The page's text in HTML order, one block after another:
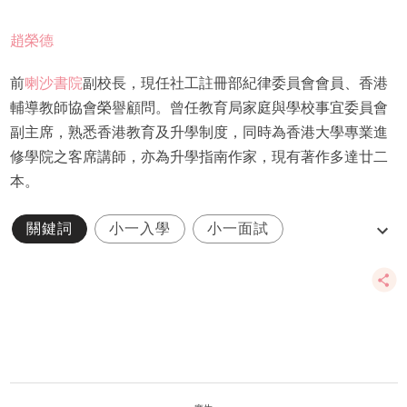
趙榮德
前喇沙書院副校長，現任社工註冊部紀律委員會會員、香港
輔導教師協會榮譽顧問。曾任教育局家庭與學校事宜委員會
副主席，熟悉香港教育及升學制度，同時為香港大學專業進
修學院之客席講師，亦為升學指南作家，現有著作多達廿二
本。
關鍵詞 小一入學 小一面試